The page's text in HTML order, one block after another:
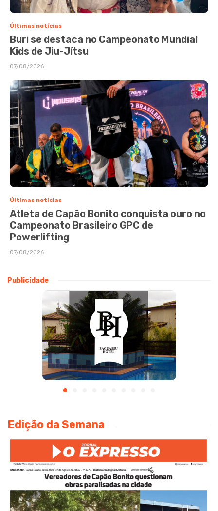
Últimas notícias
Buri se destaca no Campeonato Mundial
Kids de Jiu-Jítsu
07/08/2026
Últimas notícias
Atleta de Capão Bonito conquista ouro no
Campeonato Brasileiro GPC de
Powerlifting
07/08/2026
Publicidade
Edição da Semana